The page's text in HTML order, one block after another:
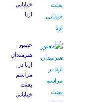
خیابانی
ازنا
حضور
هنرمندان
ازنا در
مراسم
بعثت
خیابانی